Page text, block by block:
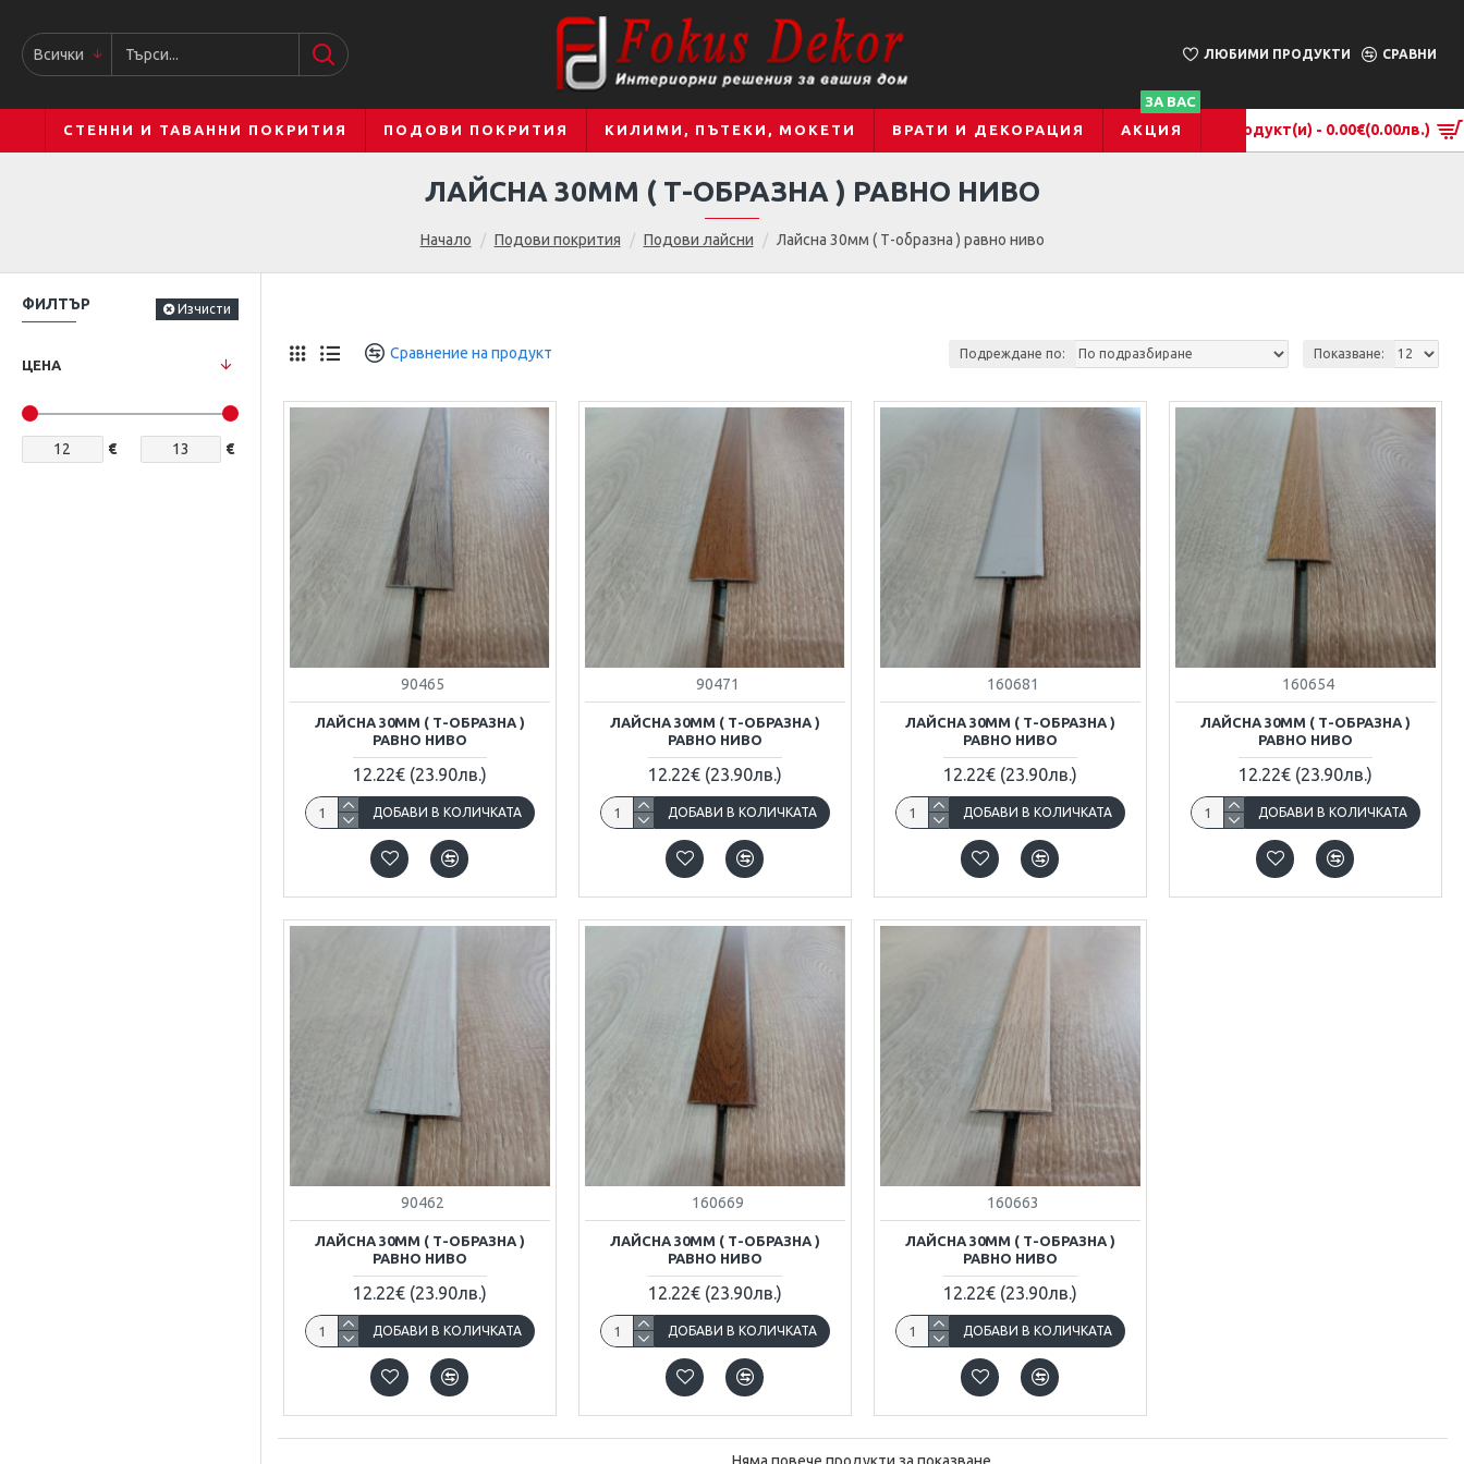
Всички ЛЮБИМИ ПРОДУКТИ СРАВНИ
СТЕННИ И ТАВАННИ ПОКРИТИЯ ПОДОВИ ПОКРИТИЯ КИЛИМИ, ПЪТЕКИ, МОКЕТИ ВРАТИ И ДЕКОРАЦИЯ АКЦИЯ
ЗА ВАС
0 продукт(и) - 0.00€(0.00лв.)
Начало Подови покрития Подови лайсни Лайсна 30мм ( Т-образна ) равно ниво
ЛАЙСНА 30ММ ( Т-ОБРАЗНА ) РАВНО НИВО
ФИЛТЪР Изчисти
ЦЕНА
€ €
Сравнение на продукт Подреждане по: Показване:
90465
ЛАЙСНА 30ММ ( Т-ОБРАЗНА )
РАВНО НИВО
12.22€ (23.90лв.)
ДОБАВИ В КОЛИЧКАТА
90471
ЛАЙСНА 30ММ ( Т-ОБРАЗНА )
РАВНО НИВО
12.22€ (23.90лв.)
ДОБАВИ В КОЛИЧКАТА
160681
ЛАЙСНА 30ММ ( Т-ОБРАЗНА )
РАВНО НИВО
12.22€ (23.90лв.)
ДОБАВИ В КОЛИЧКАТА
160654
ЛАЙСНА 30ММ ( Т-ОБРАЗНА )
РАВНО НИВО
12.22€ (23.90лв.)
ДОБАВИ В КОЛИЧКАТА
90462
ЛАЙСНА 30ММ ( Т-ОБРАЗНА )
РАВНО НИВО
12.22€ (23.90лв.)
ДОБАВИ В КОЛИЧКАТА
160669
ЛАЙСНА 30ММ ( Т-ОБРАЗНА )
РАВНО НИВО
12.22€ (23.90лв.)
ДОБАВИ В КОЛИЧКАТА
160663
ЛАЙСНА 30ММ ( Т-ОБРАЗНА )
РАВНО НИВО
12.22€ (23.90лв.)
ДОБАВИ В КОЛИЧКАТА